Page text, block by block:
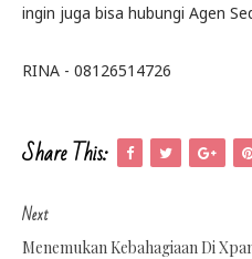
ingin juga bisa hubungi Agen
RINA - 08126514726
Share This:
Next
Menemukan Kebahagiaan Di